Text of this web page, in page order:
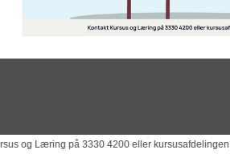
på 3330 4200 eller kursusafdelingen@hk.dk